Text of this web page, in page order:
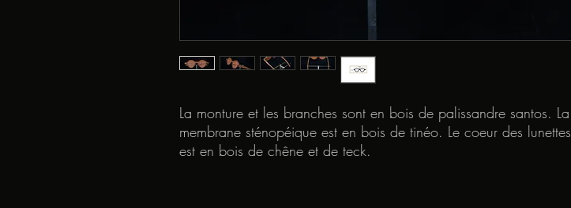
La monture et les branches sont en bois de palissandre santos. La
membrane sténopéique est en bois de tinéo. Le coeur des lunettes
est en bois de chêne et de teck.